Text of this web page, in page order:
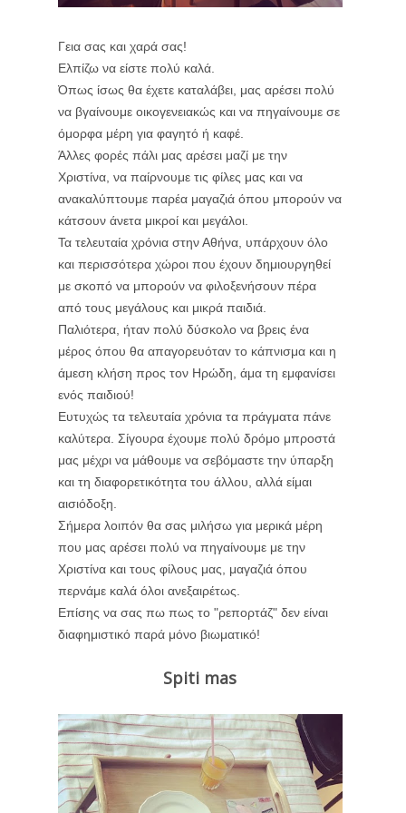
Γεια σας και χαρά σας!
Ελπίζω να είστε πολύ καλά.
Όπως ίσως θα έχετε καταλάβει, μας αρέσει πολύ
να βγαίνουμε οικογενειακώς και να πηγαίνουμε σε
όμορφα μέρη για φαγητό ή καφέ.
Άλλες φορές πάλι μας αρέσει μαζί με την
Χριστίνα, να παίρνουμε τις φίλες μας και να
ανακαλύπτουμε παρέα μαγαζιά όπου μπορούν να
κάτσουν άνετα μικροί και μεγάλοι.
Τα τελευταία χρόνια στην Αθήνα, υπάρχουν όλο
και περισσότερα χώροι που έχουν δημιουργηθεί
με σκοπό να μπορούν να φιλοξενήσουν πέρα
από τους μεγάλους και μικρά παιδιά.
Παλιότερα, ήταν πολύ δύσκολο να βρεις ένα
μέρος όπου θα απαγορευόταν το κάπνισμα και η
άμεση κλήση προς τον Ηρώδη, άμα τη εμφανίσει
ενός παιδιού!
Ευτυχώς τα τελευταία χρόνια τα πράγματα πάνε
καλύτερα. Σίγουρα έχουμε πολύ δρόμο μπροστά
μας μέχρι να μάθουμε να σεβόμαστε την ύπαρξη
και τη διαφορετικότητα του άλλου , αλλά είμαι
αισιόδοξη.
Σήμερα λοιπόν θα σας μιλήσω για μερικά μέρη
που μας αρέσει πολύ να πηγαίνουμε με την
Χριστίνα και τους φίλους μας, μαγαζιά όπου
περνάμε καλά όλοι ανεξαιρέτως.
Επίσης να σας πω πως το "ρεπορτάζ" δεν είναι
διαφημιστικό παρά μόνο βιωματικό!
Spiti mas